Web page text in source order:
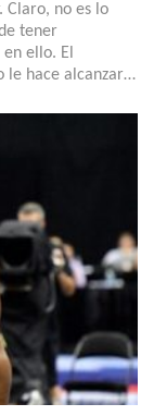
Claro, no es lo
tener
ello. El
le hace alcanzar…